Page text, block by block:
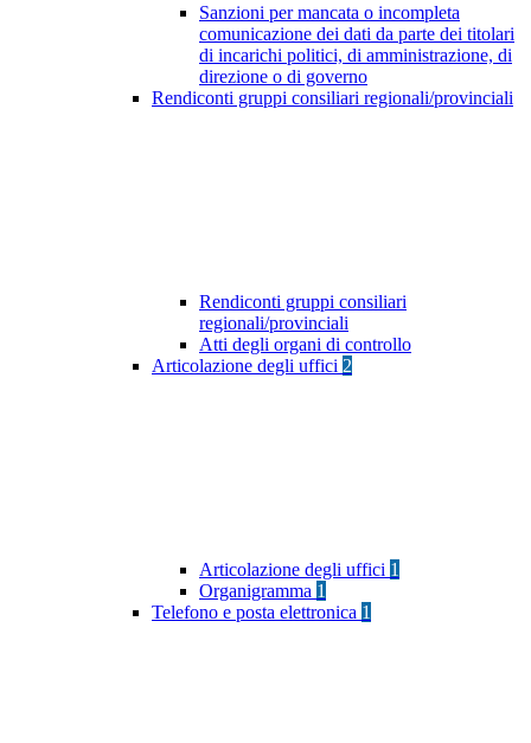
Sanzioni per mancata o incompleta
comunicazione dei dati da parte dei titolari
di incarichi politici, di amministrazione, di
direzione o di governo
Rendiconti gruppi consiliari regionali/provinciali
Rendiconti gruppi consiliari
regionali/provinciali
Atti degli organi di controllo
Articolazione degli uffici 2
Articolazione degli uffici 1
Organigramma 1
Telefono e posta elettronica 1